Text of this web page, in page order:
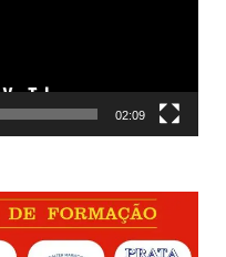
02:09